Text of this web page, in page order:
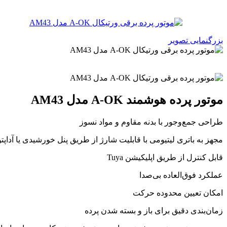
بزرگنمایی تصویر
موتور پرده هوشمند A-OK مدل AM43
طراحی جمع‌وجور با بدنه مقاوم و مواد نسوز
مجهز به باتری لیتیومی با قابلیت شارژ از طریق پنل خورشیدی یا
قابل کنترل از طریق اپلیکیشن Tuya
عملکرد فوق‌العاده بی‌صدا
امکان تعیین محدوده حرکت
زمان‌بندی دقیق برای باز و بسته شدن پرده